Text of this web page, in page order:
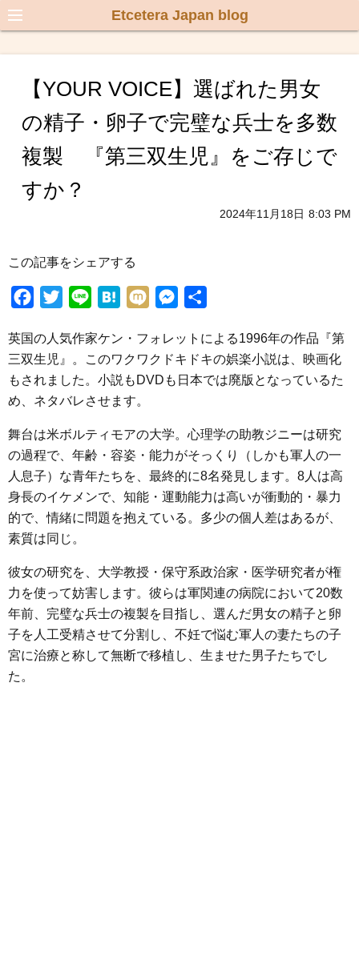
Etcetera Japan blog
【YOUR VOICE】選ばれた男女
の精子・卵子で完璧な兵士を多数
複製 『第三双生児』をご存じで
すか？
2024年11月18日 8:03 PM
この記事をシェアする
c
e
b
o
o
k
i
t
t
r
n
e
H
t
e
n
a
M
x
i
s
s
e
e
r
英国の人気作家ケン・フォレットによる1996年の作品『第
三双生児』。このワクワクドキドキの娯楽小説は、映画化
もされました。小説もDVDも日本では廃版となっているた
め、ネタバレさせます。
舞台は米ボルティモアの大学。心理学の助教ジニーは研究
の過程で、年齢・容姿・能力がそっくり（しかも軍人の一
人息子）な青年たちを、最終的に8名発見します。8人は高
身長のイケメンで、知能・運動能力は高いが衝動的・暴力
的で、情緒に問題を抱えている。多少の個人差はあるが、
素質は同じ。
彼女の研究を、大学教授・保守系政治家・医学研究者が権
力を使って妨害します。彼らは軍関連の病院において20数
年前、完璧な兵士の複製を目指し、選んだ男女の精子と卵
子を人工受精させて分割し、不妊で悩む軍人の妻たちの子
宮に治療と称して無断で移植し、生ませた男子たちでし
た。